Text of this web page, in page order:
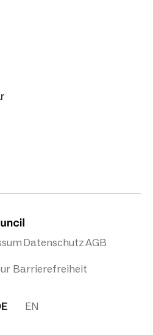
DatenschutzAGB
Barrierefreiheit
EN